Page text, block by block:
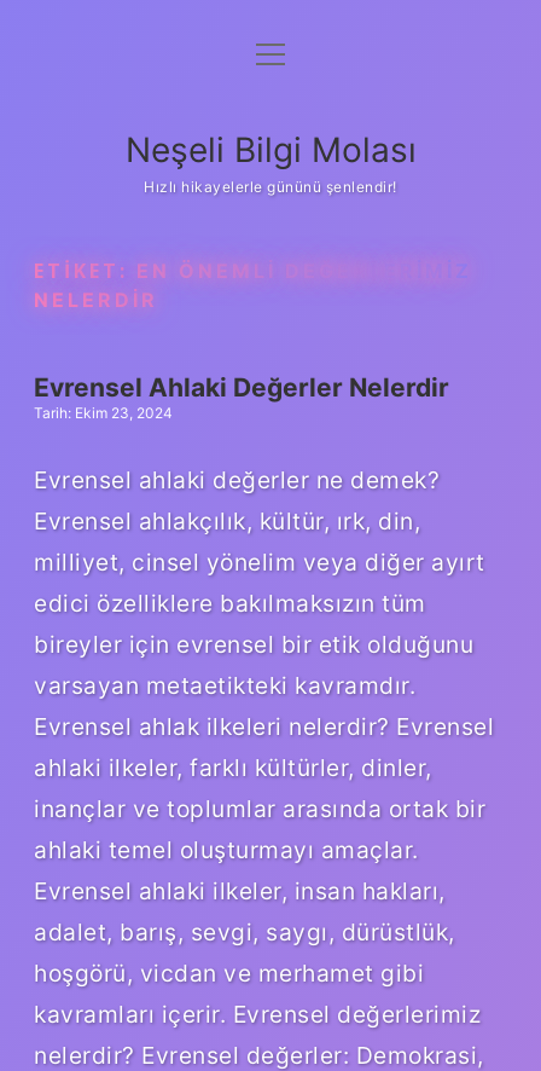
Anasayfa
Yasal Uyarı
menüyü
Neşeli Bilgi Molası
Hızlı hikayelerle gününü şenlendir!
ETIKET: EN ÖNEMLI DEĞERLERIMIZ
NELERDIR
Evrensel Ahlaki Değerler Nelerdir
Tarih: Ekim 23, 2024
Evrensel ahlaki değerler ne demek?
Evrensel ahlakçılık, kültür, ırk, din,
milliyet, cinsel yönelim veya diğer ayırt
edici özelliklere bakılmaksızın tüm
bireyler için evrensel bir etik olduğunu
varsayan metaetikteki kavramdır.
Evrensel ahlak ilkeleri nelerdir? Evrensel
ahlaki ilkeler, farklı kültürler, dinler,
inançlar ve toplumlar arasında ortak bir
ahlaki temel oluşturmayı amaçlar.
Evrensel ahlaki ilkeler, insan hakları,
adalet, barış, sevgi, saygı, dürüstlük,
hoşgörü, vicdan ve merhamet gibi
kavramları içerir. Evrensel değerlerimiz
nelerdir? Evrensel değerler: Demokrasi,